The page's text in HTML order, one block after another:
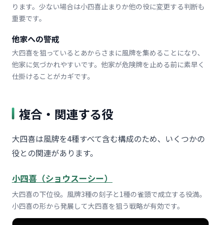
ります。少ない場合は小四喜止まりか他の役に変更する判断も
重要です。
他家への警戒
大四喜を狙っているとあからさまに風牌を集めることになり、
他家に気づかれやすいです。他家が危険牌を止める前に素早く
仕掛けることがカギです。
複合・関連する役
大四喜は風牌を4種すべて含む構成のため、いくつかの
役との関連があります。
小四喜（ショウスーシー）
大四喜の下位役。風牌3種の刻子と1種の雀頭で成立する役満。
小四喜の形から発展して大四喜を狙う戦略が有効です。